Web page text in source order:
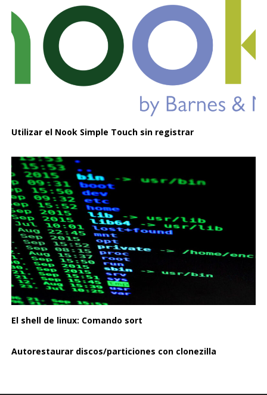
Utilizar el Nook Simple Touch sin registrar
El shell de linux: Comando sort
Autorestaurar discos/particiones con clonezilla